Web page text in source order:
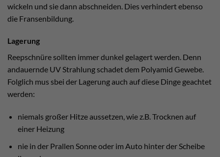
wickeln und sie dann abschneiden. Dies verhindert ebenso
die Fransenbildung.
Lagerung
Reepschnüre sollten immer dunkel gelagert werden. Denn
andauernde UV Strahlung schadet dem Polyamid Gewebe.
Folglich mus sbei der Lagerung auch auf diese Dinge geachtet
werden:
niemals großer Hitze aussetzen, wie z.B. Trocknen auf
einer Heizung
nie in der Prallen Sonne oder im Auto hinter der Scheibe